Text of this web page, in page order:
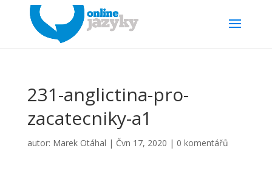
231-anglictina-pro-
zacatecniky-a1
autor: Marek Otáhal | Čvn 17, 2020 | 0 komentářů